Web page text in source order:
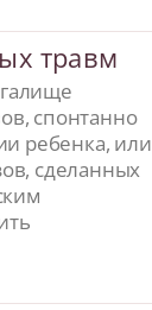
травм
спонтанно
ребенка, или
сделанных